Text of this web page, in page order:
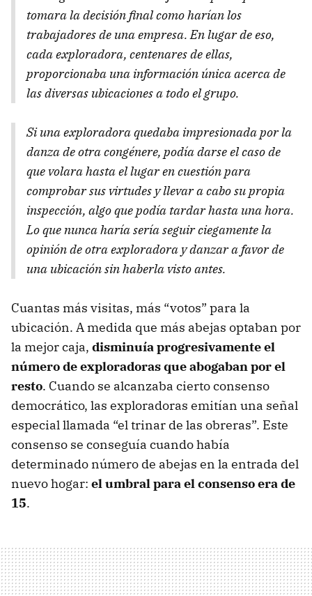
tomara la decisión final como harían los
trabajadores de una empresa. En lugar de eso,
cada exploradora, centenares de ellas,
proporcionaba una información única acerca de
las diversas ubicaciones a todo el grupo.
Si una exploradora quedaba impresionada por la
danza de otra congénere, podía darse el caso de
que volara hasta el lugar en cuestión para
comprobar sus virtudes y llevar a cabo su propia
inspección, algo que podía tardar hasta una hora.
Lo que nunca haría sería seguir ciegamente la
opinión de otra exploradora y danzar a favor de
una ubicación sin haberla visto antes.
Cuantas más visitas, más “votos” para la
ubicación. A medida que más abejas optaban por
la mejor caja, disminuía progresivamente el
número de exploradoras que abogaban por el
resto. Cuando se alcanzaba cierto consenso
democrático, las exploradoras emitían una señal
especial llamada “el trinar de las obreras”. Este
consenso se conseguía cuando había
determinado número de abejas en la entrada del
nuevo hogar: el umbral para el consenso era de
15.